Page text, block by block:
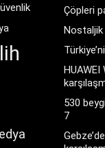
Çöpleri
Nostaljik
530
7